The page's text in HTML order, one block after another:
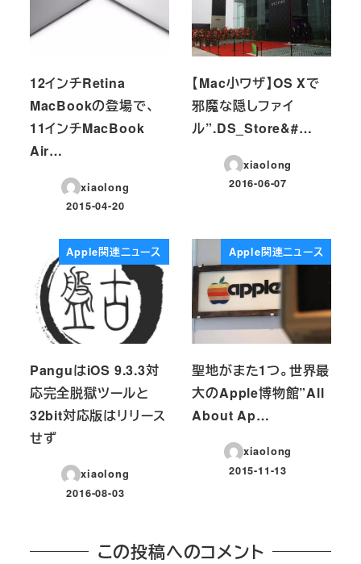
12インチRetina
MacBookの登場で、
11インチMacBook
Air…
xiaolong
投稿日
2015-04-20
【Mac小ワザ】OS Xで
邪魔な隠しファイ
ル”.DS_Store&#…
xiaolong
投稿日
2016-06-07
Apple関連ニュース
PanguはiOS 9.3.3対
応完全脱獄ツールと
32bit対応版はリリース
せず
xiaolong
投稿日
2016-08-03
Apple関連ニュース
聖地がまた1つ。世界最
大のApple博物館”All
About Ap…
xiaolong
投稿日
2015-11-13
この投稿へのコメント